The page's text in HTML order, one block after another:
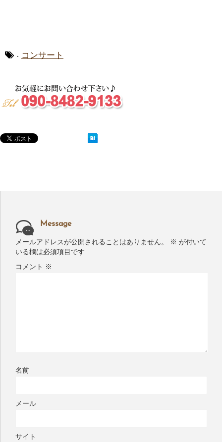
- コンサート
Message
メールアドレスが公開されることはありません。 ※ が付いて
いる欄は必須項目です
コメント ※
名前
メール
サイト